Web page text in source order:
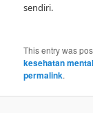
sendiri.
This entry was
kesehatan
permalink.